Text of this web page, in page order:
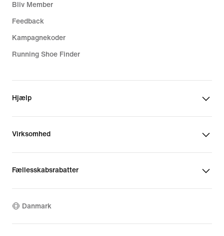
Bliv Member
Feedback
Kampagnekoder
Running Shoe Finder
Hjælp
Virksomhed
Fællesskabsrabatter
Danmark